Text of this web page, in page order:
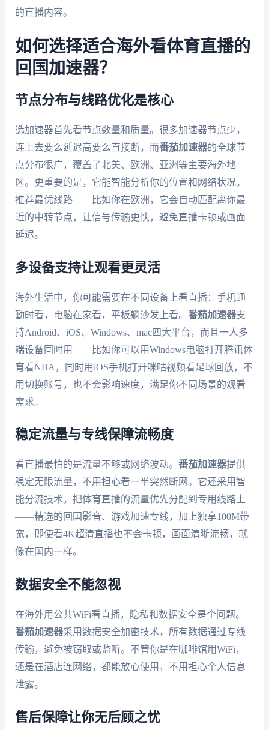
的直播内容。
如何选择适合海外看体育直播的
回国加速器？
节点分布与线路优化是核心
选加速器首先看节点数量和质量。很多加速器节点少，
连上去要么延迟高要么直接断，而番茄加速器的全球节
点分布很广，覆盖了北美、欧洲、亚洲等主要海外地
区。更重要的是，它能智能分析你的位置和网络状况，
推荐最优线路——比如你在欧洲，它会自动匹配离你最
近的中转节点，让信号传输更快，避免直播卡顿或画面
延迟。
多设备支持让观看更灵活
海外生活中，你可能需要在不同设备上看直播：手机通
勤时看，电脑在家看，平板躺沙发上看。 番茄加速器支
持Android、iOS、Windows、mac四大平台，而且一人多
端设备同时用——比如你可以用Windows电脑打开腾讯体
育看NBA，同时用iOS手机打开咪咕视频看足球回放，不
用切换账号，也不会影响速度，满足你不同场景的观看
需求。
稳定流量与专线保障流畅度
看直播最怕的是流量不够或网络波动。 番茄加速器提供
稳定无限流量，不用担心看一半突然断网。它还采用智
能分流技术，把体育直播的流量优先分配到专用线路上
——精选的回国影音、游戏加速专线，加上独享100M带
宽，即使看4K超清直播也不会卡顿，画面清晰流畅，就
像在国内一样。
数据安全不能忽视
在海外用公共WiFi看直播，隐私和数据安全是个问题。
番茄加速器采用数据安全加密技术，所有数据通过专线
传输，避免被窃取或监听。不管你是在咖啡馆用WiFi，
还是在酒店连网络，都能放心使用，不用担心个人信息
泄露。
售后保障让你无后顾之忧